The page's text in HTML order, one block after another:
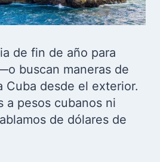
de fin de año para
buscan maneras de
desde el exterior.
a pesos cubanos ni
de dólares de